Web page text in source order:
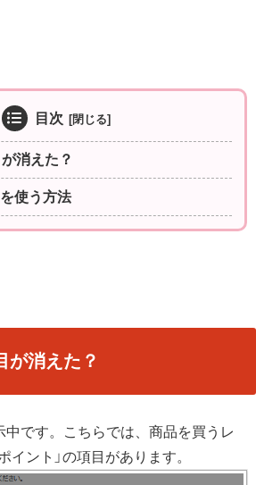
目次
が消えた？
使う方法
が消えた？
中です。こちらでは、商品を買うレ
イント」の項目があります。